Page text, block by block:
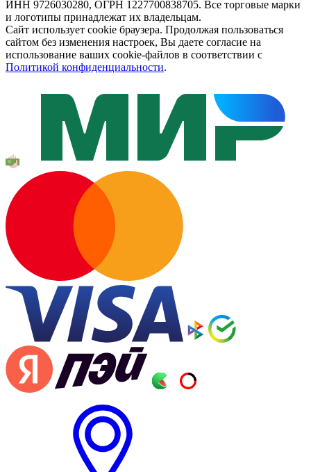
ИНН 9726030280, ОГРН 1227700838705. Все торговые марки
и логотипы принадлежат их владельцам.
Сайт использует cookie браузера. Продолжая пользоваться
сайтом без изменения настроек, Вы даете согласие на
использование ваших cookie-файлов в соответствии с
Политикой конфиденциальности.